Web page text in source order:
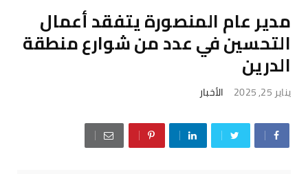
مدير عام المنصورة يتفقد أعمال
التحسين في عدد من شوارع منطقة
الدرين
يناير 25, 2025 الأخبار